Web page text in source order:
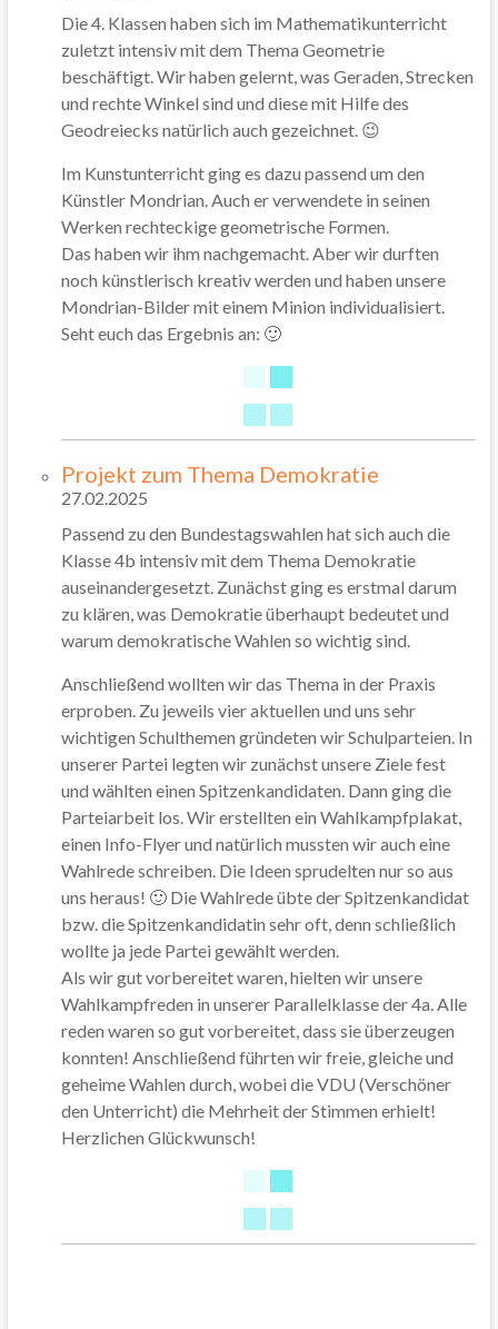
Die 4. Klassen haben sich im Mathematikunterricht
zuletzt intensiv mit dem Thema Geometrie
beschäftigt. Wir haben gelernt, was Geraden, Strecken
und rechte Winkel sind und diese mit Hilfe des
Geodreiecks natürlich auch gezeichnet. 😉
Im Kunstunterricht ging es dazu passend um den
Künstler Mondrian. Auch er verwendete in seinen
Werken rechteckige geometrische Formen.
Das haben wir ihm nachgemacht. Aber wir durften
noch künstlerisch kreativ werden und haben unsere
Mondrian-Bilder mit einem Minion individualisiert.
Seht euch das Ergebnis an: 🙂
Projekt zum Thema Demokratie
27.02.2025
Passend zu den Bundestagswahlen hat sich auch die
Klasse 4b intensiv mit dem Thema Demokratie
auseinandergesetzt. Zunächst ging es erstmal darum
zu klären, was Demokratie überhaupt bedeutet und
warum demokratische Wahlen so wichtig sind.
Anschließend wollten wir das Thema in der Praxis
erproben. Zu jeweils vier aktuellen und uns sehr
wichtigen Schulthemen gründeten wir Schulparteien. In
unserer Partei legten wir zunächst unsere Ziele fest
und wählten einen Spitzenkandidaten. Dann ging die
Parteiarbeit los. Wir erstellten ein Wahlkampfplakat,
einen Info-Flyer und natürlich mussten wir auch eine
Wahlrede schreiben. Die Ideen sprudelten nur so aus
uns heraus! 🙂 Die Wahlrede übte der Spitzenkandidat
bzw. die Spitzenkandidatin sehr oft, denn schließlich
wollte ja jede Partei gewählt werden.
Als wir gut vorbereitet waren, hielten wir unsere
Wahlkampfreden in unserer Parallelklasse der 4a. Alle
reden waren so gut vorbereitet, dass sie überzeugen
konnten! Anschließend führten wir freie, gleiche und
geheime Wahlen durch, wobei die VDU (Verschöner
den Unterricht) die Mehrheit der Stimmen erhielt!
Herzlichen Glückwunsch!